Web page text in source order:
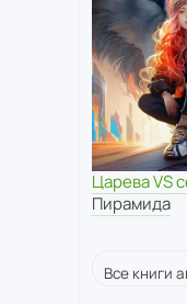
Царева VS
Пирамида
Все книги